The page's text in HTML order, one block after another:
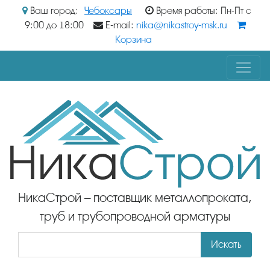
Ваш город: Чебоксары
Время работы: Пн-Пт с
9:00 до 18:00
E-mail: nika@nikastroy-msk.ru
Корзина
НикаСтрой – поставщик металлопроката,
труб и трубопроводной арматуры
Искать